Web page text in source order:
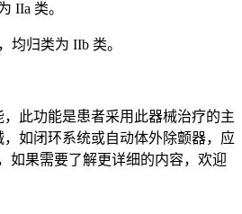
IIa 类。
均归类为 IIb 类。
此功能是患者采用此器械治疗的主
如闭环系统或自动体外除颤器，应
如果需要了解更详细的内容，欢迎